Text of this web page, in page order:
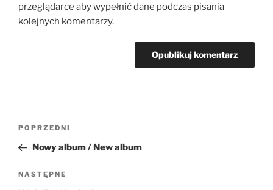
przeglądarce aby wypełnić dane podczas pisania
kolejnych komentarzy.
Nawigacja
Poprzedni
wpis
POPRZEDNI
Nowy album / New album
Następny
NASTĘPNE